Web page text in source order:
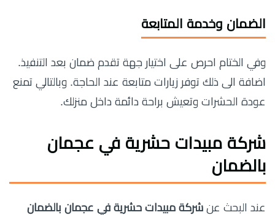
الضمان وخدمة المتابعة
وفي الختام احرص على اختيار جهة تقدم ضمان بعد التنفيذ.
اضافة الى ذلك توفر زيارات متابعة عند الحاجة. وبالتالي تمنع
عودة الحشرات وتعيش براحة دائمة داخل منزلك.
شركة مبيدات حشرية في عجمان
بالضمان
عند البحث عن شركة مبيدات حشرية في عجمان بالضمان